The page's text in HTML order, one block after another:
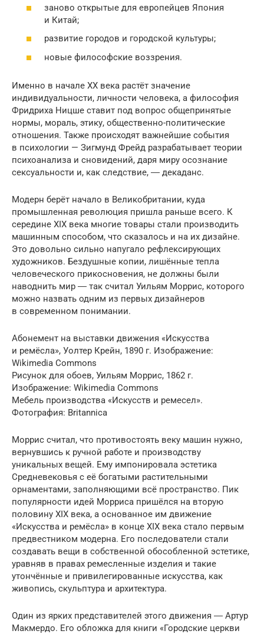
заново открытые для европейцев Япония
и Китай;
развитие городов и городской культуры;
новые философские воззрения.
Именно в начале XX века растёт значение
индивидуальности, личности человека, а философия
Фридриха Ницше ставит под вопрос общепринятые
нормы, мораль, этику, общественно-политические
отношения. Также происходят важнейшие события
в психологии — Зигмунд Фрейд разрабатывает теории
психоанализа и сновидений, даря миру осознание
сексуальности и, как следствие, ― декаданс.
Модерн берёт начало в Великобритании, куда
промышленная революция пришла раньше всего. К
середине XIX века многие товары стали производить
машинным способом, что сказалось и на их дизайне.
Это довольно сильно напугало рефлексирующих
художников. Бездушные копии, лишённые тепла
человеческого прикосновения, не должны были
наводнить мир ― так считал Уильям Моррис, которого
можно назвать одним из первых дизайнеров
в современном понимании.
Абонемент на выставки движения «Искусства
и ремёсла», Уолтер Крейн, 1890 г. Изображение:
Wikimedia Commons
Рисунок для обоев, Уильям Моррис, 1862 г.
Изображение: Wikimedia Commons
Мебель производства «Искусств и ремесел».
Фотография: Britannica
Моррис считал, что противостоять веку машин нужно,
вернувшись к ручной работе и производству
уникальных вещей. Ему импонировала эстетика
Средневековья с её богатыми растительными
орнаментами, заполняющими всё пространство. Пик
популярности идей Морриса пришёлся на вторую
половину XIX века, а основанное им движение
«Искусства и ремёсла» в конце XIX века стало первым
предвестником модерна. Его последователи стали
создавать вещи в собственной обособленной эстетике,
уравняв в правах ремесленные изделия и такие
утончённые и привилегированные искусства, как
живопись, скульптура и архитектура.
Один из ярких представителей этого движения ― Артур
Макмердо. Его обложка для книги «Городские церкви